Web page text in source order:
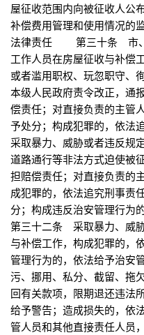
屋征收范围内向被征收人
补偿费用管理和使用情况的
法律责任 第三十条 市、
工作人员在房屋征收与补偿
或者滥用职权、玩忽职守、
本级人民政府责令改正，通
偿责任；对直接负责的主管
予处分；构成犯罪的，依
采取暴力、威胁或者违反规
道路通行等非法方式迫使被
担赔偿责任；对直接负责的
成犯罪的，依法追究刑事责
分；构成违反治安管理行
第三十二条 采取暴力、威
与补偿工作，构成犯罪的，
管理行为的，依法给予治
污、挪用、私分、截留、拖
回有关款项，限期退还违法
给予警告；造成损失的，依
管人员和其他直接责任人员